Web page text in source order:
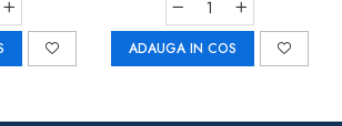
ADAUGA IN COS